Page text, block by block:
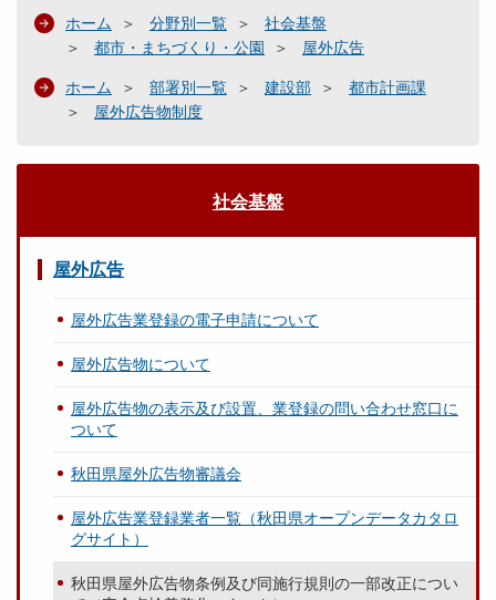
ホーム 分野別一覧
社会基盤
都市・まちづくり・公園
屋外広告
ホーム 部署別一覧 建設部
都市計画課
屋外広告物制度
社会基盤
屋外広告
屋外広告業登録の電子申請について
屋外広告物について
屋外広告物の表示及び設置、業登録の問い合わせ窓口に
ついて
秋田県屋外広告物審議会
屋外広告業登録業者一覧（秋田県オープンデータカタロ
グサイト）
秋田県屋外広告物条例及び同施行規則の一部改正につい